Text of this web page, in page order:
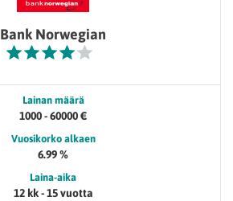
Bank Norwegian
Lainan määrä
1000 - 60000 €
Vuosikorko alkaen
6.99 %
Laina-aika
12 kk - 15 vuotta